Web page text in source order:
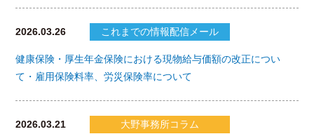
2026.03.26 これまでの情報配信メール
健康保険・厚生年金保険における現物給与価額の改正につい
て・雇用保険料率、労災保険率について
2026.03.21 大野事務所コラム